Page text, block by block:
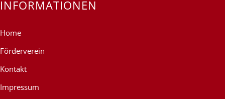
INFORMATIONEN
Home
Förderverein
Kontakt
Impressum